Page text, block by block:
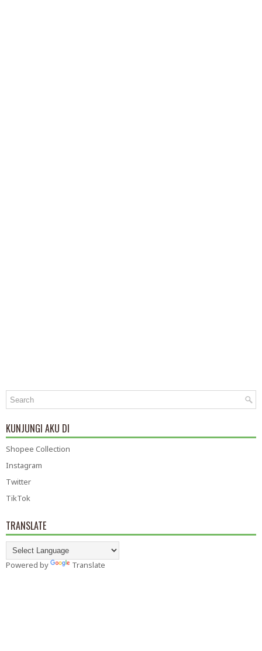
KUNJUNGI AKU DI
Shopee Collection
Instagram
Twitter
TikTok
TRANSLATE
Powered by Translate